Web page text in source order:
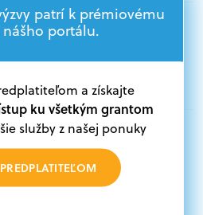
organizácie
na portáli Grantexpert.sk
patrí k prémiovému
portálu.
a získajte
ku všetkým grantom
služby z našej ponuky